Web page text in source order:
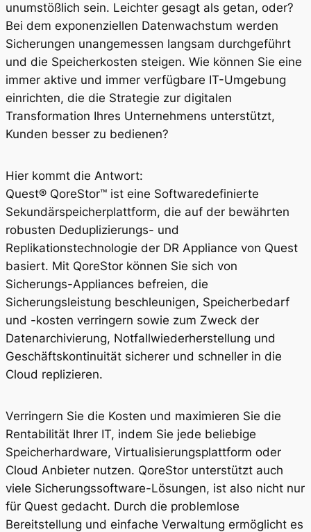
unumstößlich sein. Leichter gesagt als getan, oder?
Bei dem exponenziellen Datenwachstum werden
Sicherungen unangemessen langsam durchgeführt
und die Speicherkosten steigen. Wie können Sie eine
immer aktive und immer verfügbare IT-Umgebung
einrichten, die die Strategie zur digitalen
Transformation Ihres Unternehmens unterstützt,
Kunden besser zu bedienen?
Hier kommt die Antwort:
Quest® QoreStor™ ist eine Softwaredefinierte
Sekundärspeicherplattform, die auf der bewährten
robusten Deduplizierungs- und
Replikationstechnologie der DR Appliance von Quest
basiert. Mit QoreStor können Sie sich von
Sicherungs-Appliances befreien, die
Sicherungsleistung beschleunigen, Speicherbedarf
und -kosten verringern sowie zum Zweck der
Datenarchivierung, Notfallwiederherstellung und
Geschäftskontinuität sicherer und schneller in die
Cloud replizieren.
Verringern Sie die Kosten und maximieren Sie die
Rentabilität Ihrer IT, indem Sie jede beliebige
Speicherhardware, Virtualisierungsplattform oder
Cloud Anbieter nutzen. QoreStor unterstützt auch
viele Sicherungssoftware-Lösungen, ist also nicht nur
für Quest gedacht. Durch die problemlose
Bereitstellung und einfache Verwaltung ermöglicht es